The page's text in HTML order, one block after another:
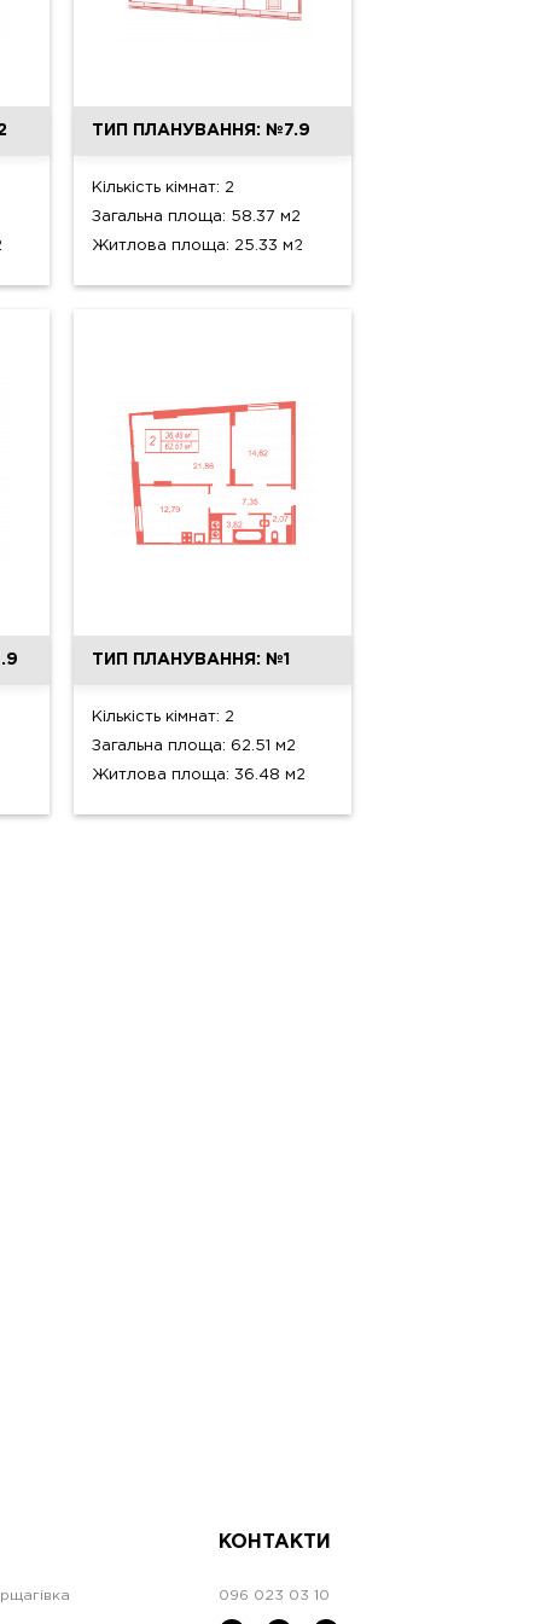
ТИП ПЛАНУВАННЯ: №7.9
Кількість кімнат: 2
Загальна площа: 58.37 м2
Житлова площа: 25.33 м2
ТИП ПЛАНУВАННЯ: №1
Кількість кімнат: 2
Загальна площа: 62.51 м2
Житлова площа: 36.48 м2
КОНТАКТИ
096 023 03 10